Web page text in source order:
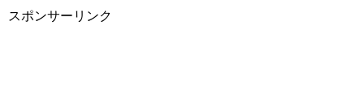
スポンサーリンク